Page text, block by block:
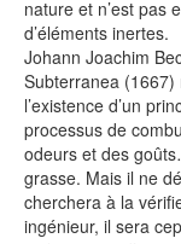
nature et n’est pas
d’éléments inertes.
Johann Joachim
Subterranea
l’existence d’un
processus de
odeurs et des
grasse. Mais il ne
cherchera à la
ingénieur, il sera